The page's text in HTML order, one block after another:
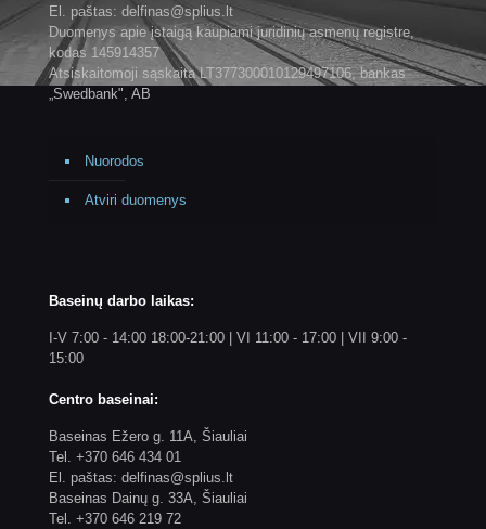
El. paštas: delfinas@splius.lt
Duomenys apie įstaigą kaupiami juridinių asmenų registre,
kodas 145914357
Atsiskaitomoji sąskaita LT377300010129497106, bankas
„Swedbank", AB
Nuorodos
Atviri duomenys
Baseinų darbo laikas:
I-V 7:00 - 14:00 18:00-21:00 | VI 11:00 - 17:00 | VII 9:00 -
15:00
Centro baseinai:
Baseinas Ežero g. 11A, Šiauliai
Tel. +370 646 434 01
El. paštas: delfinas@splius.lt
Baseinas Dainų g. 33A, Šiauliai
Tel. +370 646 219 72